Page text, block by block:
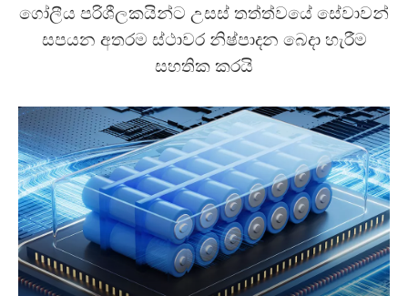
ගෝලීය පරිශීලකයින්ට උසස් තත්ත්වයේ සේවාවන්
සපයන අතරම ස්ථාවර නිෂ්පාදන බෙදා හැරීම
සහතික කරයි